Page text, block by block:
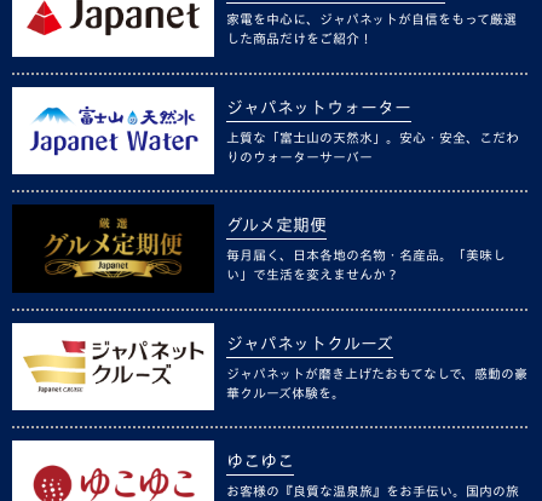
家電を中心に、ジャパネットが自信をもって厳選
した商品だけをご紹介！
ジャパネットウォーター
上質な「富士山の天然水」。安心・安全、こだわ
りのウォーターサーバー
グルメ定期便
毎月届く、日本各地の名物・名産品。「美味し
い」で生活を変えませんか？
ジャパネットクルーズ
ジャパネットが磨き上げたおもてなしで、感動の豪
華クルーズ体験を。
ゆこゆこ
お客様の『良質な温泉旅』をお手伝い。国内の旅